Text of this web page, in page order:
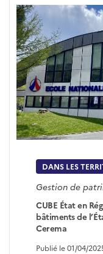
DANS LES
Gestion de
CUBE État en
bâtiments de
Cerema
Publié le 01/04/